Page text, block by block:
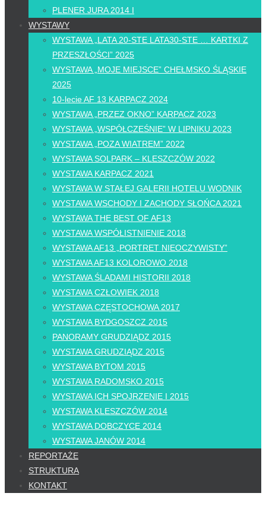
PLENER JURA 2014 I
WYSTAWY
WYSTAWA „LATA 20-STE LATA30-STE … KARTKI Z
PRZESZŁOŚCI” 2025
WYSTAWA „MOJE MIEJSCE” CHEŁMSKO ŚLĄSKIE
2025
10-lecie AF 13 KARPACZ 2024
WYSTAWA „PRZEZ OKNO” KARPACZ 2023
WYSTAWA „WSPÓŁCZEŚNIE” W LIPNIKU 2023
WYSTAWA „POZA WIATREM” 2022
WYSTAWA SOLPARK – KLESZCZÓW 2022
WYSTAWA KARPACZ 2021
WYSTAWA W STAŁEJ GALERII HOTELU WODNIK
WYSTAWA WSCHODY I ZACHODY SŁOŃCA 2021
WYSTAWA THE BEST OF AF13
WYSTAWA WSPÓŁISTNIENIE 2018
WYSTAWA AF13 „PORTRET NIEOCZYWISTY”
WYSTAWA AF13 KOLOROWO 2018
WYSTAWA ŚLADAMI HISTORII 2018
WYSTAWA CZŁOWIEK 2018
WYSTAWA CZĘSTOCHOWA 2017
WYSTAWA BYDGOSZCZ 2015
PANORAMY GRUDZIĄDZ 2015
WYSTAWA GRUDZIĄDZ 2015
WYSTAWA BYTOM 2015
WYSTAWA RADOMSKO 2015
WYSTAWA ICH SPOJRZENIE I 2015
WYSTAWA KLESZCZÓW 2014
WYSTAWA DOBCZYCE 2014
WYSTAWA JANÓW 2014
REPORTAŻE
STRUKTURA
KONTAKT